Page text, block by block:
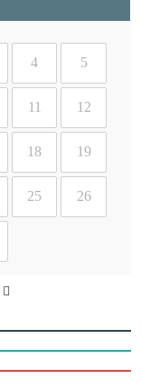
4 5
11 12
18 19
25 26